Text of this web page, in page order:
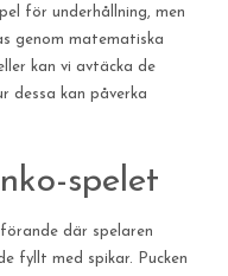
för underhållning, men
genom matematiska
kan vi avtäcka de
dessa kan påverka
spelet
där spelaren
fyllt med spikar. Pucken